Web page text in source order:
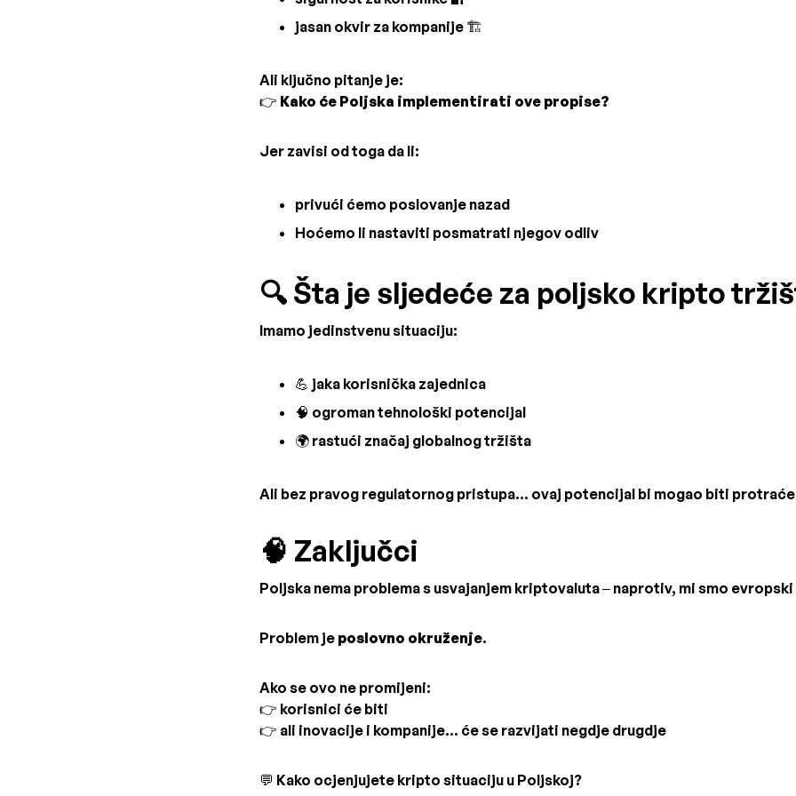
jasan okvir za kompanije 🏗️
Ali ključno pitanje je:
👉 Kako će Poljska implementirati ove propise?
Jer zavisi od toga da li:
privući ćemo poslovanje nazad
Hoćemo li nastaviti posmatrati njegov odliv
🔍 Šta je sljedeće za poljsko kripto
Imamo jedinstvenu situaciju:
💪 jaka korisnička zajednica
🧠 ogroman tehnološki potencijal
🌍 rastući značaj globalnog tržišta
Ali bez pravog regulatornog pristupa... ovaj potencijal bi mogao biti
🧠 Zaključci
Poljska nema problema s usvajanjem kriptovaluta – naprotiv, mi smo
Problem je poslovno okruženje.
Ako se ovo ne promijeni:
👉 korisnici će biti
👉 ali inovacije i kompanije... će se razvijati negdje drugdje
💬 Kako ocjenjujete kripto situaciju u Poljskoj?